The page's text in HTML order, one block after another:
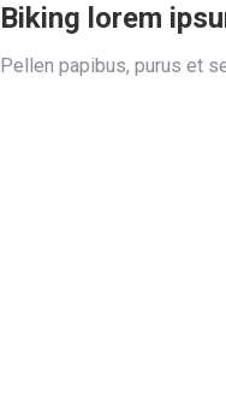
Biking lorem
Pellen papibus, purus et